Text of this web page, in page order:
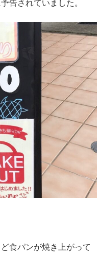
告されていました。
食パンが焼き上がって